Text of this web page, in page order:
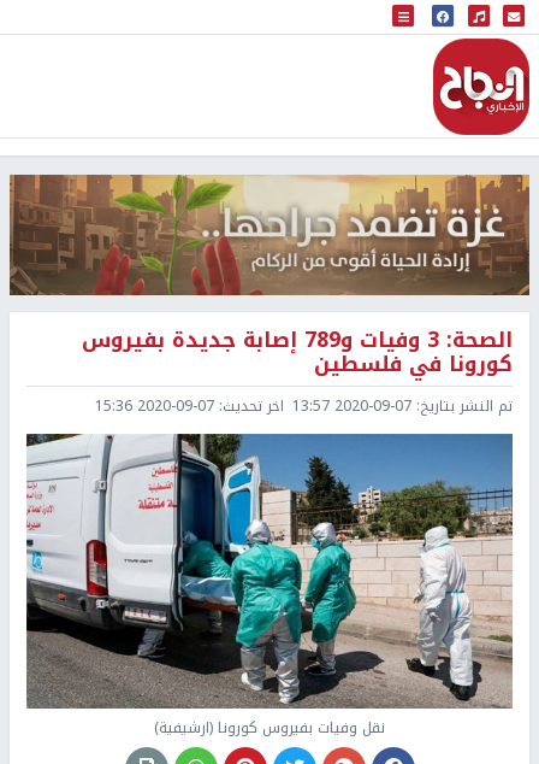
البث المباشر
إذاعة النجاح
الصحة: 3 وفيات و789 إصابة جديدة بفيروس
كورونا في فلسطين
تم النشر بتاريخ: 2020-09-07 13:57 اخر تحديث: 2020-09-07 15:36
نقل وفيات بفيروس كورونا (ارشيفية)